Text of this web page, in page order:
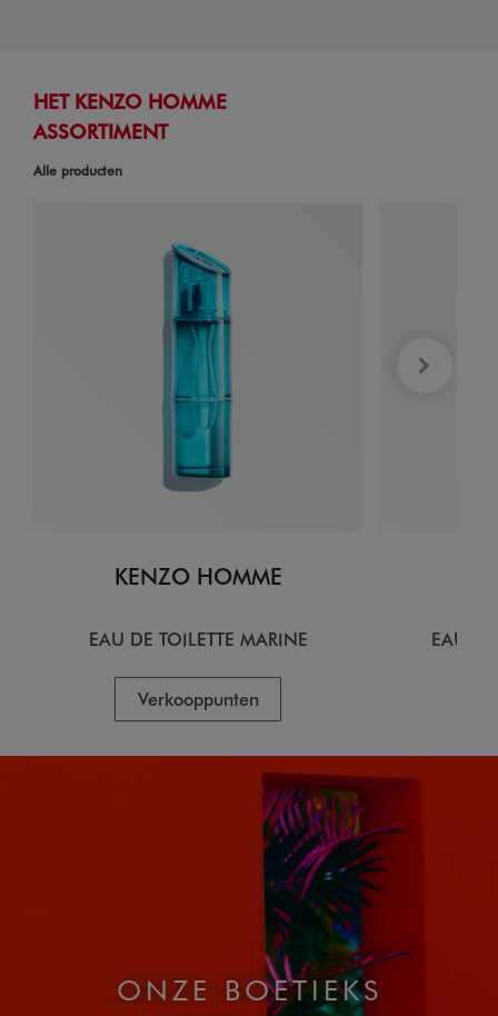
HET KENZO HOMME
ASSORTIMENT
Alle producten
KENZO HOMME
EAU DE TOILETTE MARINE
Verkooppunten
EAU
ONZE BOETIEKS